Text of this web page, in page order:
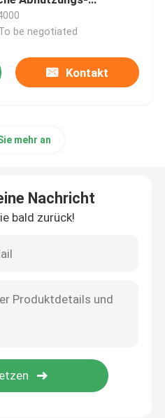
Anti-UVriß
be negotiated
Kontakt
mehr an
Nachricht
bald zurück!